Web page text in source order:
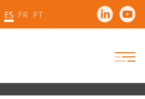
ES FR PT